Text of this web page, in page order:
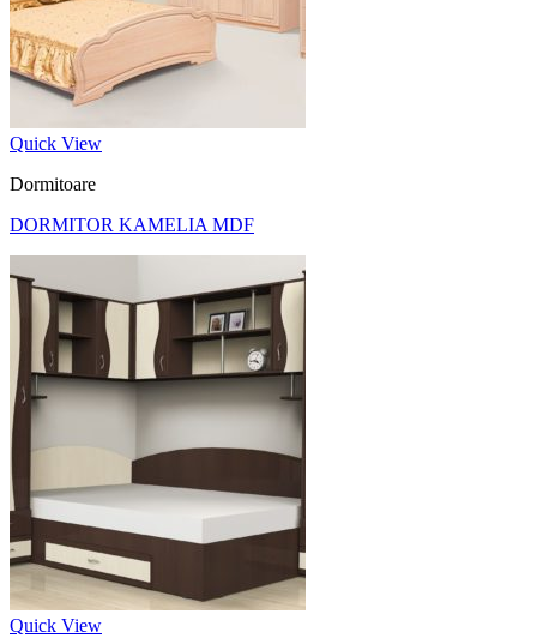
Quick View
Dormitoare
DORMITOR KAMELIA MDF
Quick View